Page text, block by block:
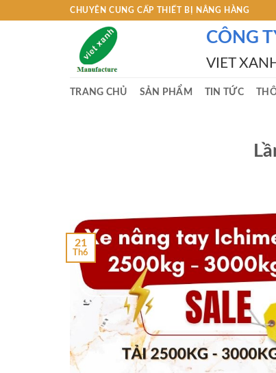
CHUYÊN CUNG CẤP THIẾT BỊ NÂNG HÀNG
CÔNG
VIET
TRANG CHỦ SẢN PHẨM TIN TỨC
21
Th6